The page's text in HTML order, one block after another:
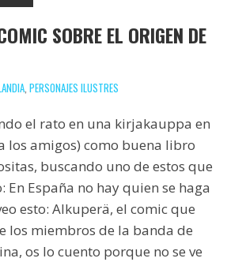
SOBRE EL ORIGEN DE
, PERSONAJES ILUSTRES
el rato en una kirjakauppa en
los amigos) como buena libro
buscando uno de estos que
España no hay quien se haga
esto: Alkuperä, el comic que
los miembros de la banda de
os lo cuento porque no se ve